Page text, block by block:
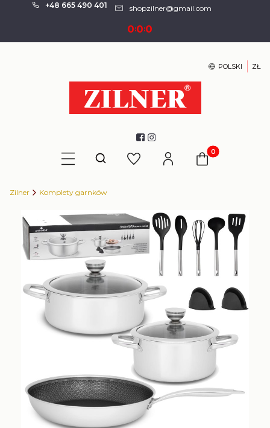
+48 665 490 401 shopzilner@gmail.com
0:0:0
POLSKI ZŁ
Otwórz wyszukiwarkę Produkty w
Zilner Komplety garnków